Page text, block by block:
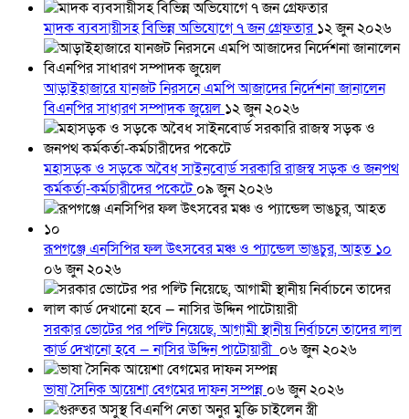
মাদক ব্যবসায়ীসহ বিভিন্ন অভিযোগে ৭ জন গ্রেফতার১২ জুন ২০২৬
আড়াইহাজারে যানজট নিরসনে এমপি আজাদের নির্দেশনা জানালেন
বিএনপির সাধারণ সম্পাদক জুয়েল ১২ জুন ২০২৬
মহাসড়ক ও সড়কে অবৈধ সাইনবোর্ড সরকারি রাজস্ব সড়ক ও জনপথ
কর্মকর্তা-কর্মচারীদের পকেটে০৯ জুন ২০২৬
রূপগঞ্জে এনসিপির ফল উৎসবের মঞ্চ ও প্যান্ডেল ভাঙচুর, আহত ১০
০৬ জুন ২০২৬
সরকার ভোটের পর পল্টি নিয়েছে, আগামী স্থানীয় নির্বাচনে তাদের লাল
কার্ড দেখানো হবে — নাসির উদ্দিন পাটোয়ারী ০৬ জুন ২০২৬
ভাষা সৈনিক আয়েশা বেগমের দাফন সম্পন্ন ০৬ জুন ২০২৬